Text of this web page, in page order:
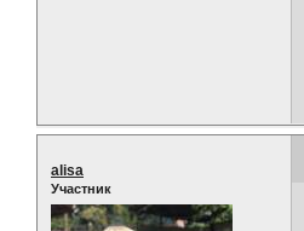
alisa
Участник